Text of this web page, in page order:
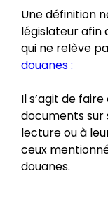
Une définition
législateur afin
qui ne relève
douanes :
Il s’agit de
documents
lecture ou à
ceux
douanes.